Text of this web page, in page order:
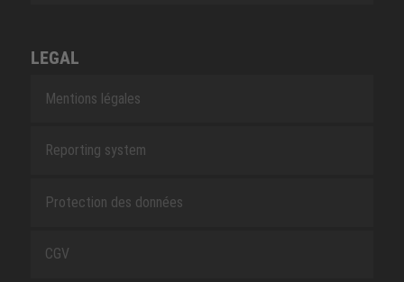
LEGAL
Mentions légales
Reporting system
Protection des données
CGV